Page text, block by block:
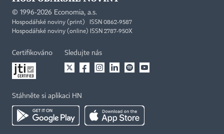
© 1996-2026 Economia, a.s.
Hospodářské noviny (print) ISSN 0862-9587
Hospodářské noviny (online) ISSN 2787-950X
Certifikováno Sledujte nás
Stáhněte si aplikaci HN